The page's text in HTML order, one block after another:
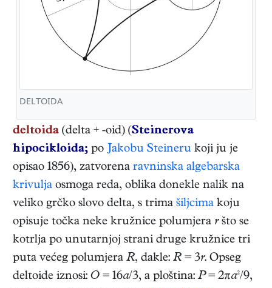
DELTOIDA
deltoida (delta + -oid) (Steinerova
hipocikloida; po Jakobu Steineru koji ju je
opisao 1856), zatvorena ravninska algebarska
krivulja osmoga reda, oblika donekle nalik na
veliko grčko slovo delta, s trima šiljcima koju
opisuje točka neke kružnice polumjera ršto se
kotrlja po unutarnjoj strani druge kružnice tri
puta većeg polumjera R, dakle: R = 3r. Opseg
deltoide iznosi: O = 16a/3, a ploština: P= 2πa²/9,